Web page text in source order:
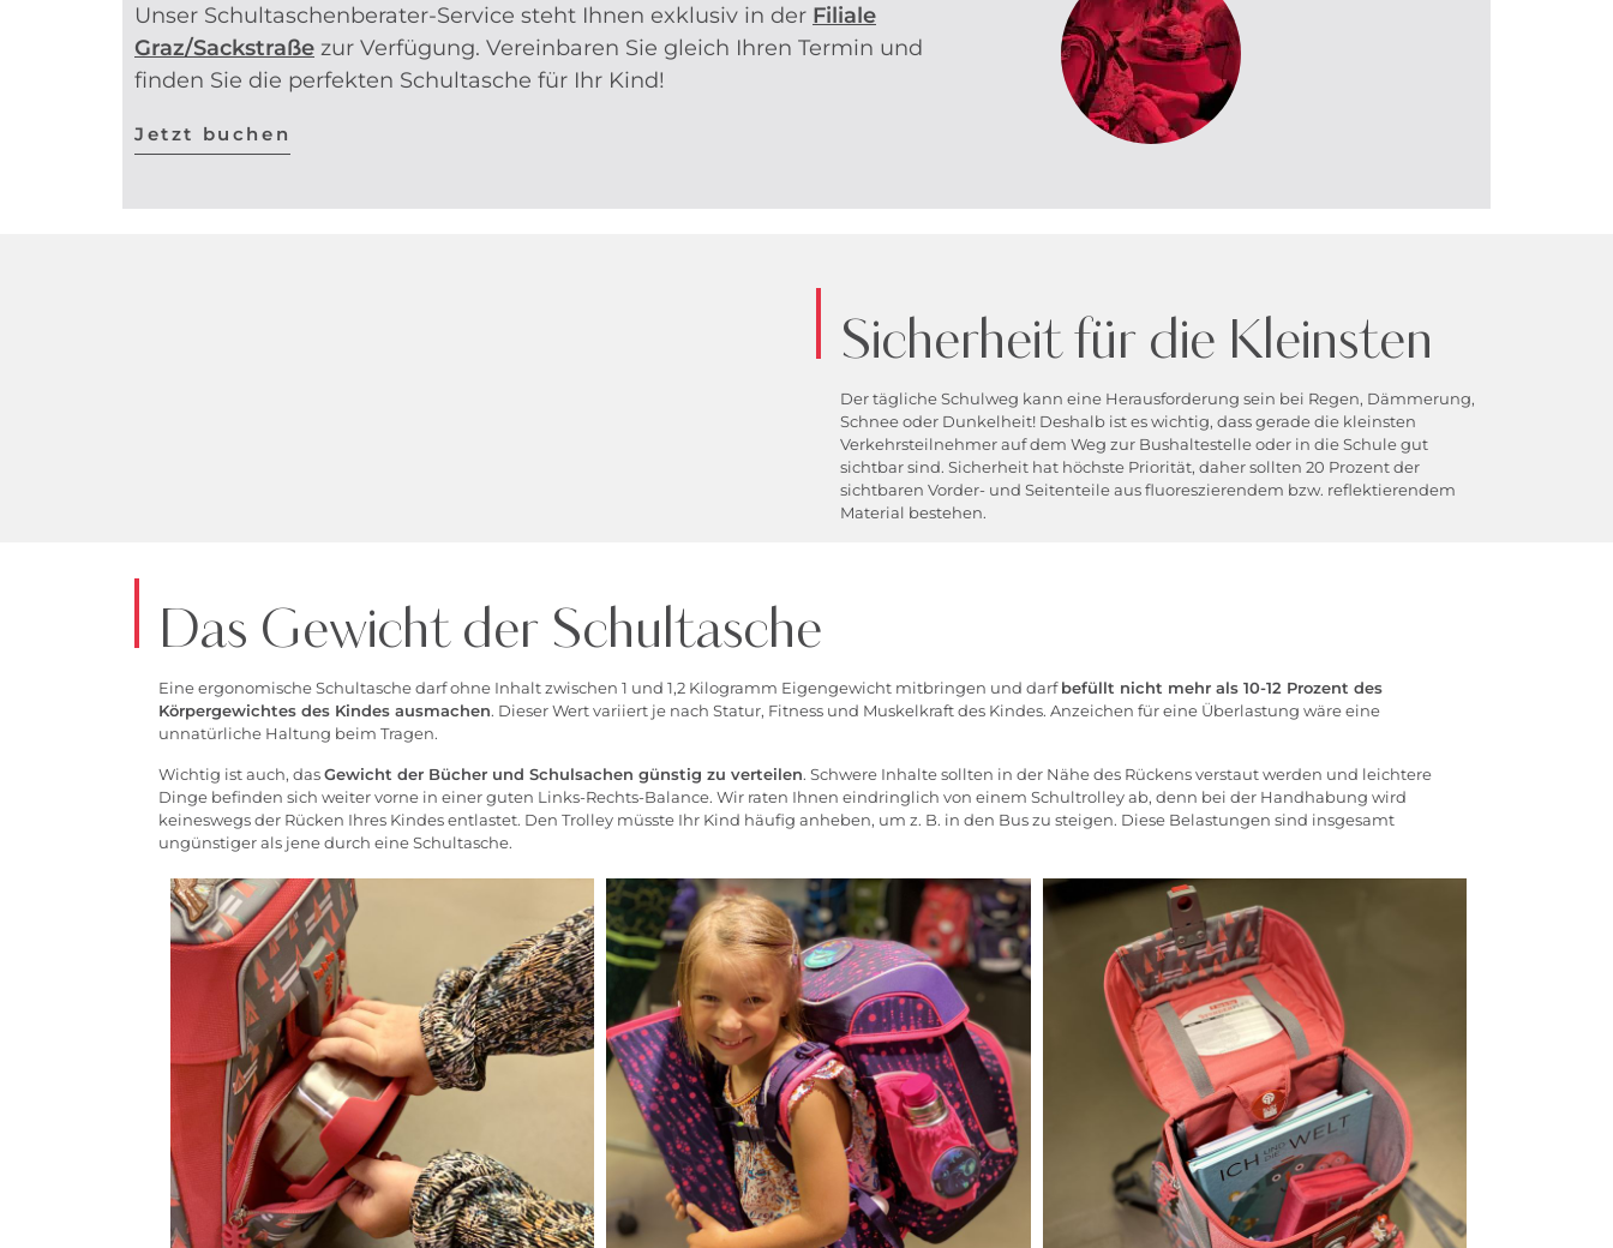
Unser Schultaschenberater-Service steht Ihnen exklusiv in der Filiale
Graz/Sackstraße zur Verfügung. Vereinbaren Sie gleich Ihren Termin und
finden Sie die perfekten Schultasche für Ihr Kind!
Jetzt buchen
Sicherheit für die Kleinsten
Der tägliche Schulweg kann eine Herausforderung sein bei Regen, Dämmerung,
Schnee oder Dunkelheit! Deshalb ist es wichtig, dass gerade die kleinsten
Verkehrsteilnehmer auf dem Weg zur Bushaltestelle oder in die Schule gut
sichtbar sind. Sicherheit hat höchste Priorität, daher sollten 20 Prozent der
sichtbaren Vorder- und Seitenteile aus fluoreszierendem bzw. reflektierendem
Material bestehen.
Das Gewicht der Schultasche
Eine ergonomische Schultasche darf ohne Inhalt zwischen 1 und 1,2 Kilogramm Eigengewicht mitbringen und darfbefüllt nicht mehr als 10-12 Prozent des
Körpergewichtes des Kindes ausmachen. Dieser Wert variiert je nach Statur, Fitness und Muskelkraft des Kindes. Anzeichen für eine Überlastung wäre eine
unnatürliche Haltung beim Tragen.
Wichtig ist auch, dasGewicht der Bücher und Schulsachen günstig zu verteilen. Schwere Inhalte sollten in der Nähe des Rückens verstaut werden und leichtere
Dinge befinden sich weiter vorne in einer guten Links-Rechts-Balance. Wir raten Ihnen eindringlich von einem Schultrolley ab, denn bei der Handhabung wird
keineswegs der Rücken Ihres Kindes entlastet. Den Trolley müsste Ihr Kind häufig anheben, um z. B. in den Bus zu steigen. Diese Belastungen sind insgesamt
ungünstiger als jene durch eine Schultasche.